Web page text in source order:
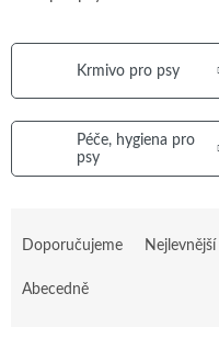
Krmivo pro psy
Péče, hygiena pro
psy
Doporučujeme Nejlevnější
Abecedně